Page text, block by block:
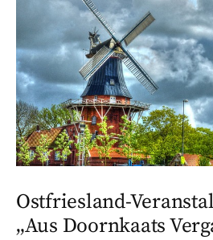
Ostfriesland-
„Aus Doornkaats